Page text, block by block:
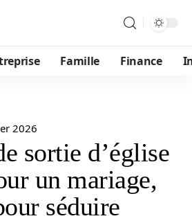
Famille Finance
2026
sortie d’église
un mariage,
séduire